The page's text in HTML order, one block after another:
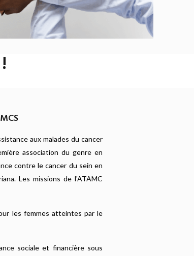
aux malades du cancer
association du genre en
contre le cancer du sein en
Les missions de l'ATAMC
les femmes atteintes par le
sociale et financière sous